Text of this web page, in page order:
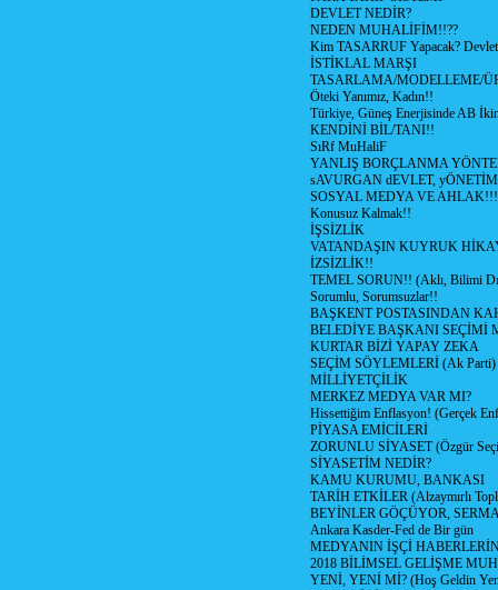
DEVLET NEDİR?
NEDEN MUHALİFİM!!??
Kim TASARRUF Yapacak? Devlet
İSTİKLAL MARŞI
TASARLAMA/MODELLEME/
Öteki Yanımız, Kadın!!
Türkiye, Güneş Enerjisinde AB
KENDİNİ BİL/TANI!!
SıRf MuHaliF
YANLIŞ BORÇLANMA
sAVURGAN dEVLET,
SOSYAL MEDYA VE AHLAK!!!
Konusuz Kalmak!!
İŞSİZLİK
VATANDAŞIN KUYRUK
İZSİZLİK!!
TEMEL SORUN!! (Aklı, Bilimi
Sorumlu, Sorumsuzlar!!
BAŞKENT POSTASINDAN
BELEDİYE BAŞKANI SEÇİMİ
KURTAR BİZİ YAPAY ZEKA
SEÇİM SÖYLEMLERİ (Ak Parti)
MİLLİYETÇİLİK
MERKEZ MEDYA VAR MI?
Hissettiğim Enflasyon! (Gerçek
PİYASA EMİCİLERİ
ZORUNLU SİYASET (Özgür
SİYASETİM NEDİR?
KAMU KURUMU, BANKASI
TARİH ETKİLER (Alzaymırlı
BEYİNLER GÖÇÜYOR,
Ankara Kasder-Fed de Bir gün
MEDYANIN İŞÇİ
2018 BİLİMSEL GELİŞME
YENİ, YENİ Mİ? (Hoş Geldin